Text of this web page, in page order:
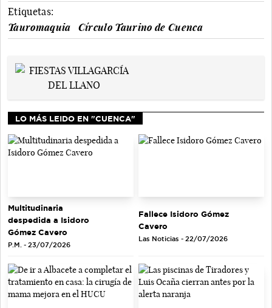
Etiquetas:
Tauromaquia
Círculo Taurino de Cuenca
LO MÁS LEIDO EN "CUENCA"
Multitudinaria
despedida a Isidoro
Gómez Cavero
P.M. - 23/07/2026
Fallece Isidoro Gómez
Cavero
Las Noticias - 22/07/2026